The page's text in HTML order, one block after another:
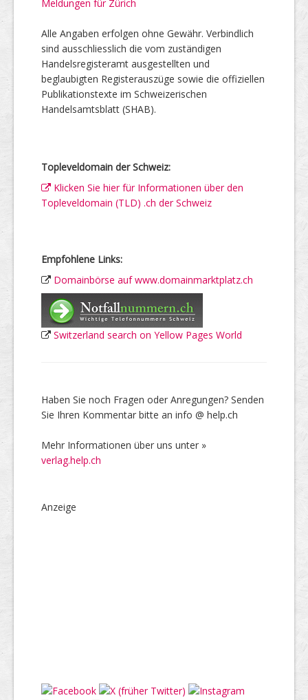
Meldungen für Zürich
Alle Angaben erfolgen ohne Gewähr. Verbindlich
sind ausschliesslich die vom zuständigen
Handelsregisteramt ausgestellten und
beglaubigten Registerauszüge sowie die offiziellen
Publikationstexte im Schweizerischen
Handelsamtsblatt (SHAB).
Topleveldomain der Schweiz:
Klicken Sie hier für Informationen über den
Topleveldomain (TLD) .ch der Schweiz
Empfohlene Links:
Domainbörse auf www.domainmarktplatz.ch
Switzerland search on Yellow Pages World
Haben Sie noch Fragen oder Anregungen? Senden
Sie Ihren Kommentar bitte an info @ help.ch
Mehr Informationen über uns unter »
verlag.help.ch
Anzeige